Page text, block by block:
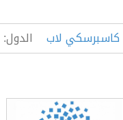
كاسبرسكي لاب الدول: